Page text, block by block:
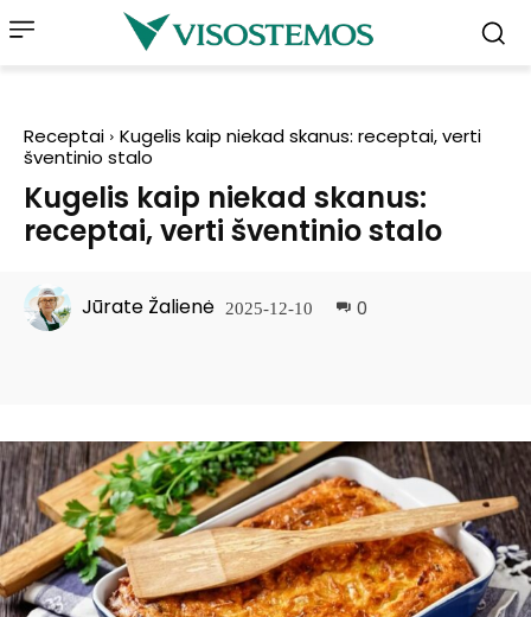
Receptai
Kugelis kaip niekad skanus: receptai, verti
šventinio stalo
Kugelis kaip niekad skanus:
receptai, verti šventinio stalo
Jūrate Žalienė 2025-12-10 0